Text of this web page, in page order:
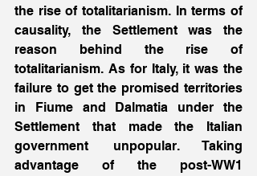
the rise of totalitarianism. In terms of
causality, the Settlement was the
reason behind the rise of
totalitarianism. As for Italy, it was the
failure to get the promised territories
in Fiume and Dalmatia under the
Settlement that made the Italian
government unpopular. Taking
advantage of the post-WW1